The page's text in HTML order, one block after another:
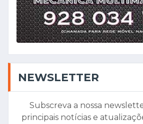
NEWSLETTER
Subscreva a nossa
principais notícias e